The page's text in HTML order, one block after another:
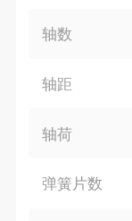
轴数
轴距
轴荷
弹簧片数